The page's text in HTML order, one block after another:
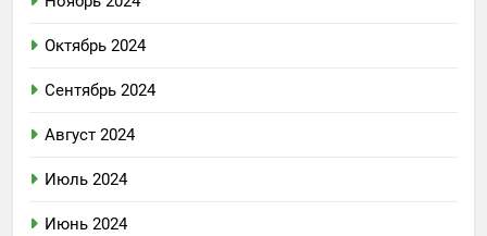
Октябрь 2024
Сентябрь 2024
Август 2024
Июль 2024
Июнь 2024